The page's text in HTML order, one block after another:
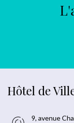
Hôtel de
9, avenue